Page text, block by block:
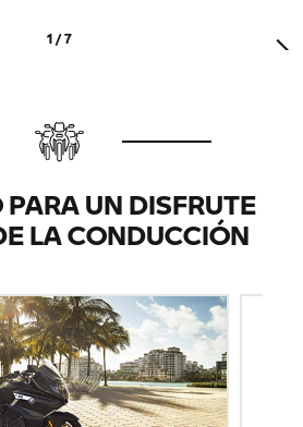
1 / 7
UN DISFRUTE
LA CONDUCCIÓN